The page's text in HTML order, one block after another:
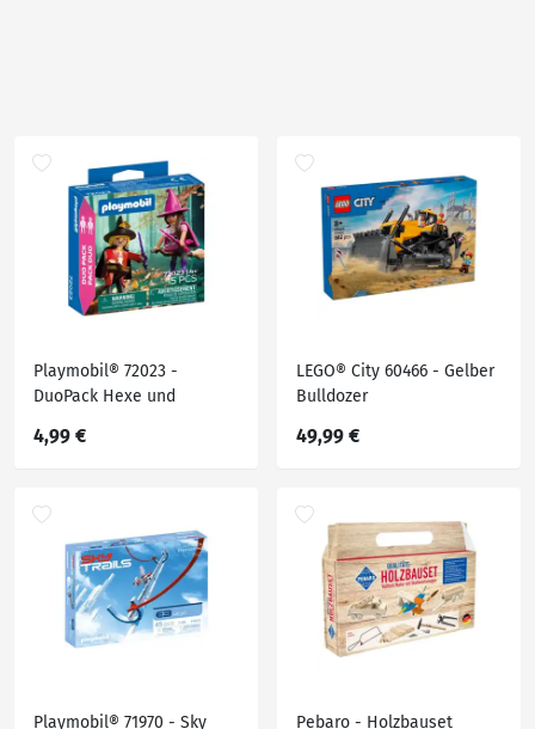
Playmobil® 72023 -
DuoPack Hexe und
4,99 €
LEGO® City 60466 - Gelber
Bulldozer
49,99 €
Playmobil® 71970 - Sky
Pebaro - Holzbauset